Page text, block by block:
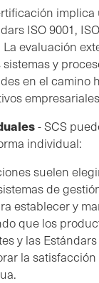
ISO 9001,
evaluación
y
en el camino
- SCS
individual:
suelen
de
establecer y
que los
y las
la